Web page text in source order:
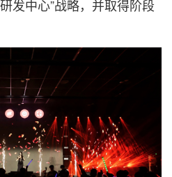
发中心”战略，并取得阶段